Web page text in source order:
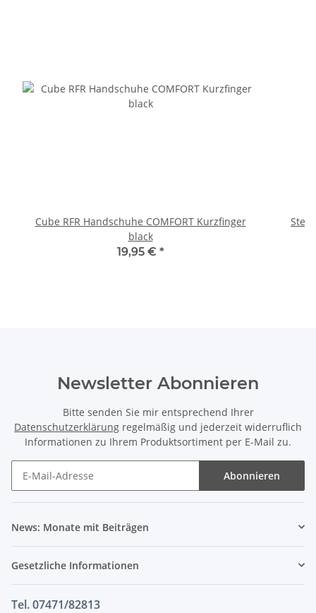
Cube RFR Handschuhe COMFORT Kurzfinger
black
19,95 € *
Newsletter Abonnieren
Bitte senden Sie mir entsprechend Ihrer
Datenschutzerklärung regelmäßig und jederzeit widerruflich
Informationen zu Ihrem Produktsortiment per E-Mail zu.
Abonnieren
News: Monate mit Beiträgen
Gesetzliche Informationen
Tel. 07471/82813